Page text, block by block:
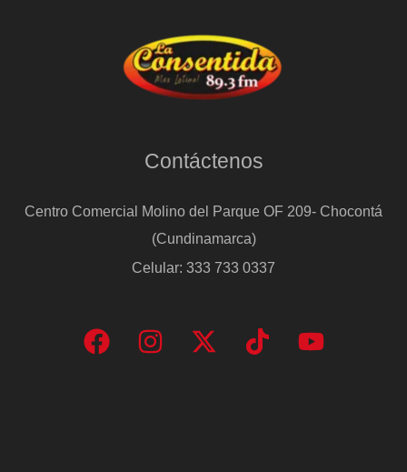
Contáctenos
Centro Comercial Molino del Parque OF 209- Chocontá
(Cundinamarca)
Celular: 333 733 0337